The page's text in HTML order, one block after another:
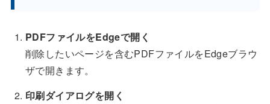
PDFファイルをEdgeで開く
削除したいページを含むPDFファイルをEdgeブラウ
ザで開きます。
印刷ダイアログを開く